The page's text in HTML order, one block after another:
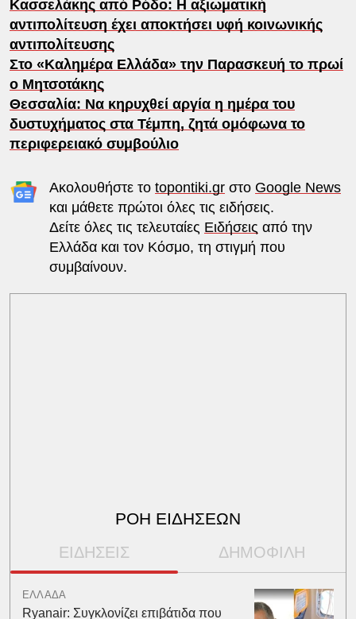
Κασσελάκης από Ρόδο: Η αξιωματική
αντιπολίτευση έχει αποκτήσει υφή κοινωνικής
αντιπολίτευσης
Στο «Καλημέρα Ελλάδα» την Παρασκευή το πρωί
ο Μητσοτάκης
Θεσσαλία: Να κηρυχθεί αργία η ημέρα του
δυστυχήματος στα Τέμπη, ζητά ομόφωνα το
περιφερειακό συμβούλιο
Ακολουθήστε το topontiki.grστο Google News
και μάθετε πρώτοι όλες τις ειδήσεις.
Δείτε όλες τις τελευταίες Ειδήσεις από την
Ελλάδα και τον Κόσμο, τη στιγμή που
συμβαίνουν.
ΡΟΗ ΕΙΔΗΣΕΩΝ
ΕΙΔΗΣΕΙΣ ΔΗΜΟΦΙΛΗ
ΕΛΛΑΔΑ
Ryanair: Συγκλονίζει επιβάτιδα που